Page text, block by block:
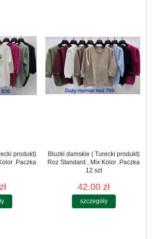
produkt)
.Paczka
Bluzki damskie ( Turecki produkt)
Roz Standard , Mix Kolor .Paczka
12 szt
42.00 zł
szczegóły